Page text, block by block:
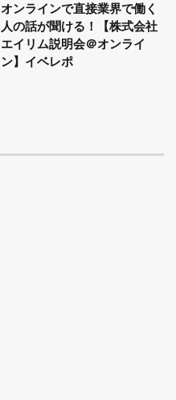
オンラインで直接業界で働く
人の話が聞ける！【株式会社
エイリム説明会＠オンライ
ン】イベレポ